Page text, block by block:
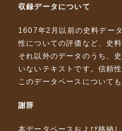
収録データについて
1607年2月以前の史料デー
性についての評価など、史
それ以外のデータのうち、
いないテキストです。信頼
このデータベースについて
謝辞
本データベースおよび格納